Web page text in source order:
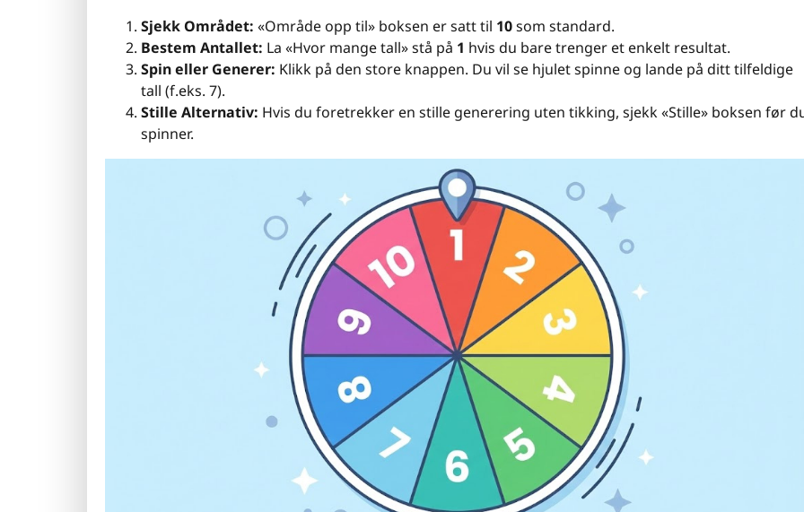
Sjekk Området: «Område opp til» boksen er satt til 10som standard.
Bestem Antallet: La «Hvor mange tall» stå på 1 hvis du bare trenger et enkelt resultat.
Spin eller Generer: Klikk på den store knappen. Du vil se hjulet spinne og lande på ditt tilfeldige
tall (f.eks. 7).
Stille Alternativ: Hvis du foretrekker en stille generering uten tikking, sjekk «Stille» boksen før
spinner.